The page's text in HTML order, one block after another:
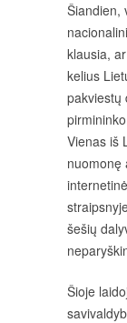
Šiandien,
klausia,
kelius
pakviestų
Vienas iš
nuomonę
šešių
Šioje